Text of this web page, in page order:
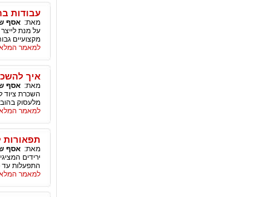
עבודות
מאת: אסף
על מנת
מקצועיים
למאמר
איך
מאת: אסף
השכרת ציוד
מלעסוק
למאמר
תפאורות
מאת: אסף
ירידים
התפעלות עד
למאמר